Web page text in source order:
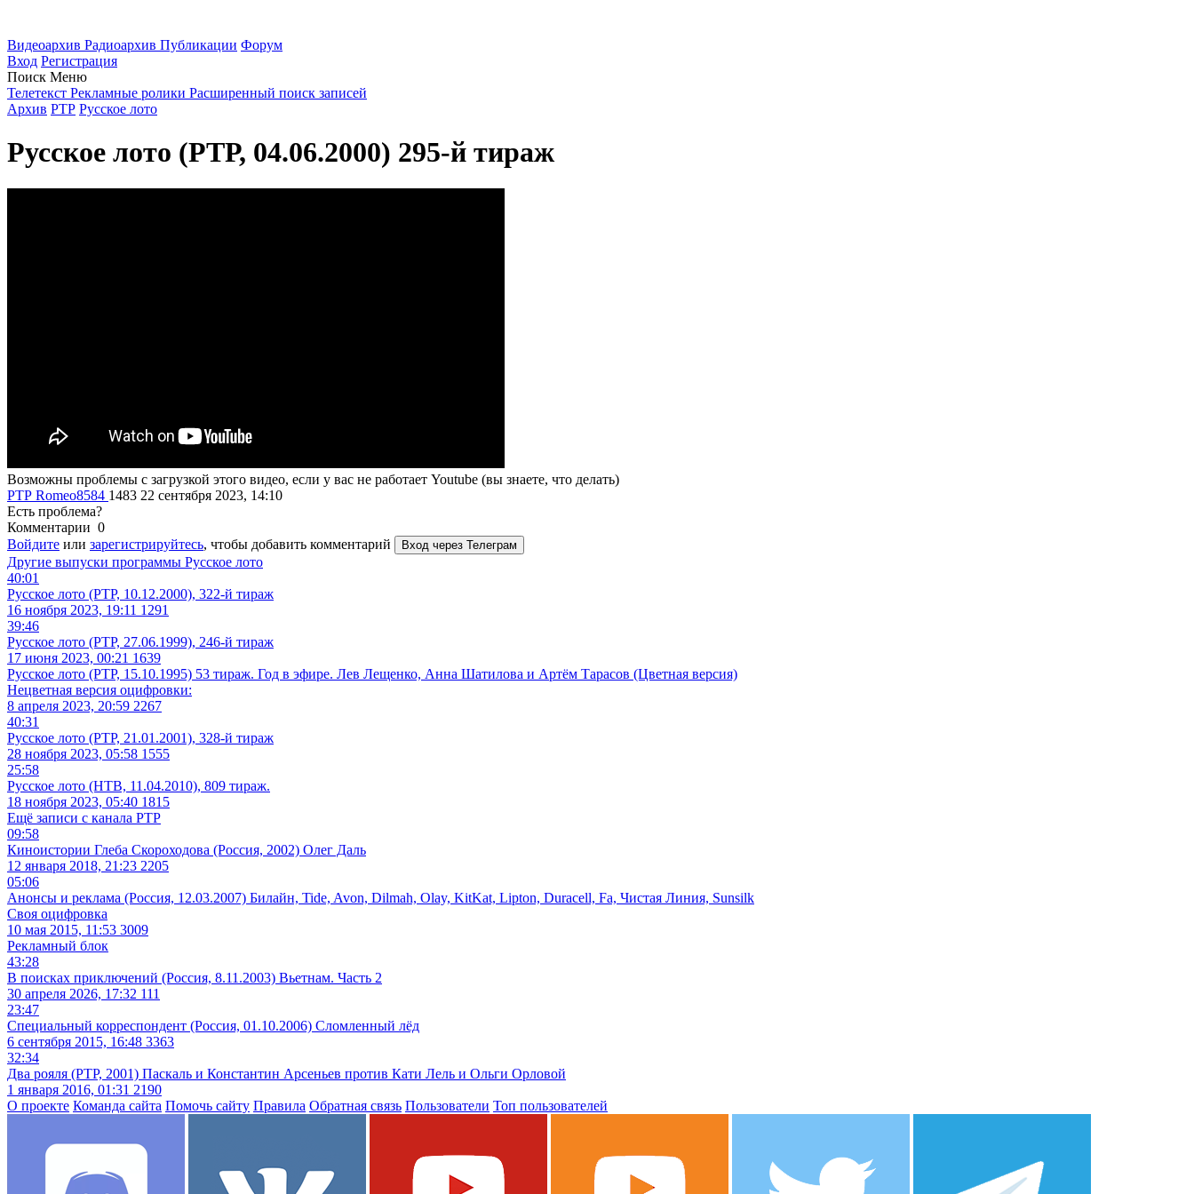
Видеоархив Радиоархив Публикации Форум
Вход Регистрация
Поиск Меню
Телетекст Рекламные ролики Расширенный поиск записей
Архив РТР Русское лото
Русское лото (РТР, 04.06.2000) 295-й тираж
Возможны проблемы с загрузкой этого видео, если у вас не работает Youtube (вы знаете, что делать)
РТР Romeo8584 1483 22 сентября 2023, 14:10
Есть проблема?
Комментарии 0
Войдите или зарегистрируйтесь, чтобы добавить комментарий Вход через Телеграм
Другие выпуски программы Русское лото
40:01
Русское лото (РТР, 10.12.2000), 322-й тираж
16 ноября 2023, 19:11 1291
39:46
Русское лото (РТР, 27.06.1999), 246-й тираж
17 июня 2023, 00:21 1639
Русское лото (РТР, 15.10.1995) 53 тираж. Год в эфире. Лев Лещенко, Анна Шатилова и Артём Тарасов (Цветная версия)
Нецветная версия оцифровки:
8 апреля 2023, 20:59 2267
40:31
Русское лото (РТР, 21.01.2001), 328-й тираж
28 ноября 2023, 05:58 1555
25:58
Русское лото (НТВ, 11.04.2010), 809 тираж.
18 ноября 2023, 05:40 1815
Ещё записи с канала РТР
09:58
Киноистории Глеба Скороходова (Россия, 2002) Олег Даль
12 января 2018, 21:23 2205
05:06
Анонсы и реклама (Россия, 12.03.2007) Билайн, Tide, Avon, Dilmah, Olay, KitKat, Lipton, Duracell, Fa, Чистая Линия, Sunsilk
Своя оцифровка
10 мая 2015, 11:53 3009
Рекламный блок
43:28
В поисках приключений (Россия, 8.11.2003) Вьетнам. Часть 2
30 апреля 2026, 17:32 111
23:47
Специальный корреспондент (Россия, 01.10.2006) Сломленный лёд
6 сентября 2015, 16:48 3363
32:34
Два рояля (РТР, 2001) Паскаль и Константин Арсеньев против Кати Лель и Ольги Орловой
1 января 2016, 01:31 2190
О проекте Команда сайта Помочь сайту Правила Обратная связь Пользователи Топ пользователей